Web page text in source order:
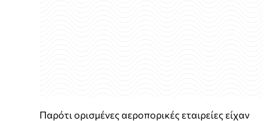
Παρότι ορισμένες αεροπορικές εταιρείες είχαν